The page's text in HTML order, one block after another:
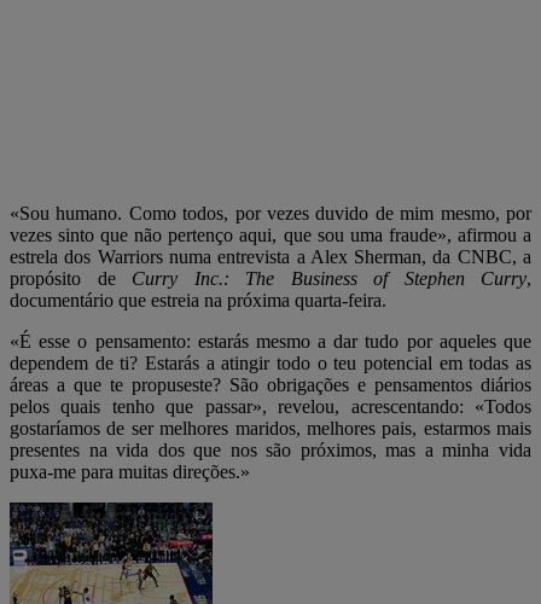
«Sou humano. Como todos, por vezes duvido de mim mesmo, por
vezes sinto que não pertenço aqui, que sou uma fraude», afirmou a
estrela dos Warriors numa entrevista a Alex Sherman, da CNBC, a
propósito de Curry Inc.: The Business of Stephen Curry,
documentário que estreia na próxima quarta-feira.
«É esse o pensamento: estarás mesmo a dar tudo por aqueles que
dependem de ti? Estarás a atingir todo o teu potencial em todas as
áreas a que te propuseste? São obrigações e pensamentos diários
pelos quais tenho que passar», revelou, acrescentando: «Todos
gostaríamos de ser melhores maridos, melhores pais, estarmos mais
presentes na vida dos que nos são próximos, mas a minha vida
puxa-me para muitas direções.»